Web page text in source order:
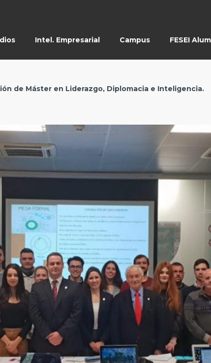
Intel. Empresarial Campus FESEI
de Máster en Liderazgo, Diplomacia e Inteligencia.